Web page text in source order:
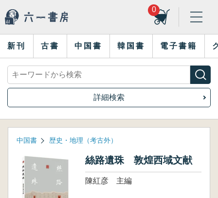
0
新刊 古書 中国書 韓国書 電子書籍
詳細検索
中国書 歴史・地理（考古外）
絲路遺珠 敦煌西域文献
陳紅彦 主編